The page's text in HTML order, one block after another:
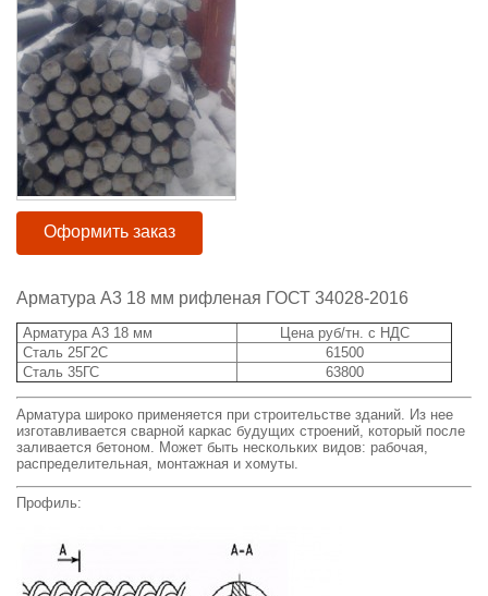
Оформить заказ
Арматура А3 18 мм рифленая ГОСТ 34028-2016
Арматура А3 18 мм
Цена руб/тн. с НДС
Сталь 25Г2С
61500
Сталь 35ГС
63800
Арматура широко применяется при строительстве зданий. Из нее
изготавливается сварной каркас будущих строений, который после
заливается бетоном. Может быть нескольких видов: рабочая,
распределительная, монтажная и хомуты.
Профиль: